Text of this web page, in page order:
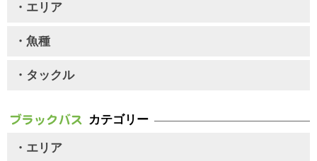
・エリア
・魚種
・タックル
カテゴリー
・エリア